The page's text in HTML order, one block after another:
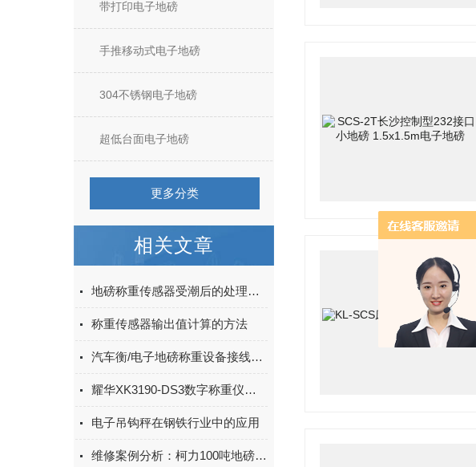
带打印电子地磅
手推移动式电子地磅
304不锈钢电子地磅
超低台面电子地磅
更多分类
相关文章
地磅称重传感器受潮后的处理方法
称重传感器输出值计算的方法
汽车衡/电子地磅称重设备接线与接地知识
耀华XK3190-DS3数字称重仪表标定调试方法
电子吊钩秤在钢铁行业中的应用
维修案例分析：柯力100吨地磅发生故障怎么办